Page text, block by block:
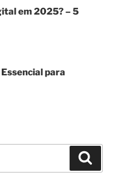
em 2025? – 5
Essencial para